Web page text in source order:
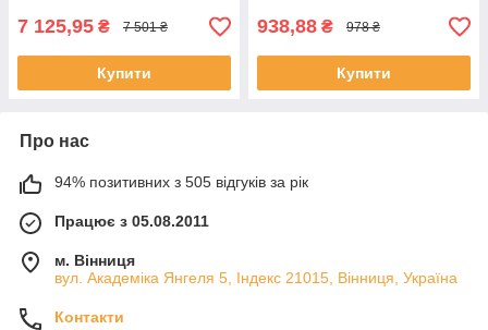
7 125,95 ₴ 7 501 ₴
Купити
938,88 ₴ 978 ₴
Купити
Про нас
94% позитивних з 505 відгуків за рік
Працює з 05.08.2011
м. Вінниця
вул. Академіка Янгеля 5, Індекс 21015, Вінниця, Україна
Контакти